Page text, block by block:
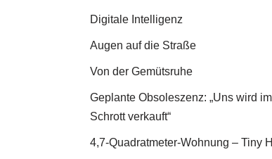
Digitale Intelligenz
Augen auf die Straße
Von der Gemütsruhe
Geplante Obsoleszenz: „Uns wird
Schrott verkauft“
4,7-Quadratmeter-Wohnung – Tiny